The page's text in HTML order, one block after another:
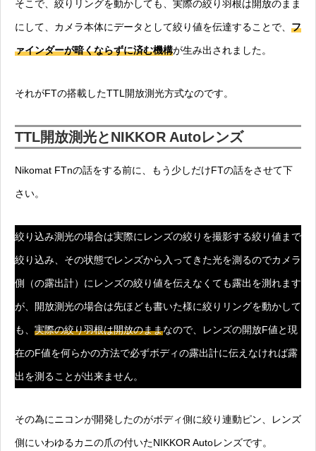
そこで、絞りリングを動かしても、実際の絞り羽根は開放のまま
にして、カメラ本体にデータとして絞り値を伝達することで、 フ
ァインダーが暗くならずに済む機構が生み出されました。
それがFTの搭載したTTL開放測光方式なのです。
TTL開放測光とNIKKOR Autoレンズ
Nikomat FTnの話をする前に、もう少しだけFTの話をさせて下
さい。
絞り込み測光の場合は実際にレンズの絞りを撮影する絞り値まで
絞り込み、その状態でレンズから入ってきた光を測るのでカメラ
側（の露出計）にレンズの絞り値を伝えなくても露出を測れます
が、開放測光の場合は先ほども書いた様に絞りリングを動かして
も、 実際の絞り羽根は開放のままなので、レンズの開放F値と現
在のF値を何らかの方法で必ずボディの露出計に伝えなければ露
出を測ることが出来ません。
その為にニコンが開発したのがボディ側に絞り連動ピン、レンズ
側にいわゆるカニの爪の付いたNIKKOR Autoレンズです。